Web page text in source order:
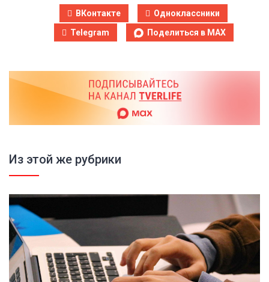
ВКонтакте
Одноклассники
Telegram
Поделиться в MAX
Из этой же рубрики